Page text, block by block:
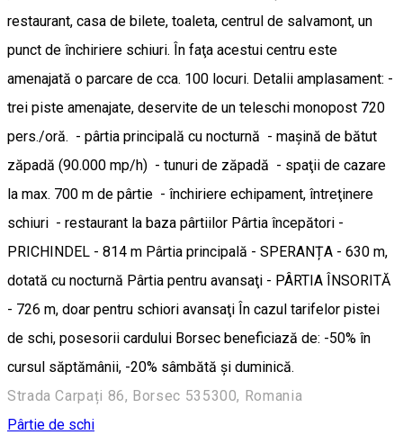
restaurant, casa de bilete, toaleta, centrul de salvamont, un
punct de închiriere schiuri. În faţa acestui centru este
amenajată o parcare de cca. 100 locuri. Detalii amplasament: -
trei piste amenajate, deservite de un teleschi monopost 720
pers./oră. - pârtia principală cu nocturnă - maşină de bătut
zăpadă (90.000 mp/h) - tunuri de zăpadă - spaţii de cazare
la max. 700 m de pârtie - închiriere echipament, întreţinere
schiuri - restaurant la baza pârtiilor Pârtia începători -
PRICHINDEL - 814 m Pârtia principală - SPERANȚA - 630 m,
dotată cu nocturnă Pârtia pentru avansaţi - PÂRTIA ÎNSORITĂ
- 726 m, doar pentru schiori avansaţi În cazul tarifelor pistei
de schi, posesorii cardului Borsec beneficiază de: -50% în
cursul săptămânii, -20% sâmbătă și duminică.
Strada Carpați 86, Borsec 535300, Romania
Pârtie de schi